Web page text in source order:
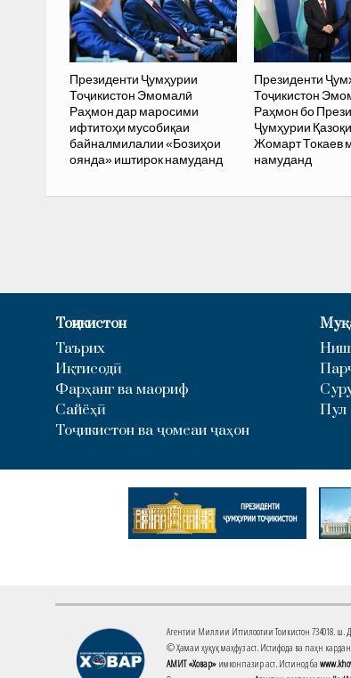
Президенти Ҷумҳурии
Тоҷикистон Эмомалӣ
Раҳмон дар маросими
ифтитоҳи мусобиқаи
байналмилалии «Бозиҳои
оянда» иштирок намуданд
Президенти
Тоҷикистон
Раҳмон бо
Ҷумҳурии
Жомарт Токаев
намуданд
Тоҷикистон
Таърих
Иқтисодӣ
Фарҳанг ва маориф
Сайёҳӣ
Тоҷикистон ва ҷомеаи ҷаҳон
Пул
Агентии Миллии Иттилоотии Тоҷикистон 734018. ш.
© Ҳамаи ҳуқуқ маҳфуз аст. Истифода ва паҳн
АМИТ «Ховар» имконпазир аст. Истинод ба